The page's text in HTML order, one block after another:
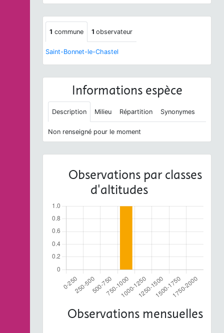
1 commune 1 observateur
Saint-Bonnet-le-Chastel
Informations espèce
Description Milieu Répartition Synonymes
Non renseigné pour le moment
Observations par classes
d'altitudes
Observations mensuelles